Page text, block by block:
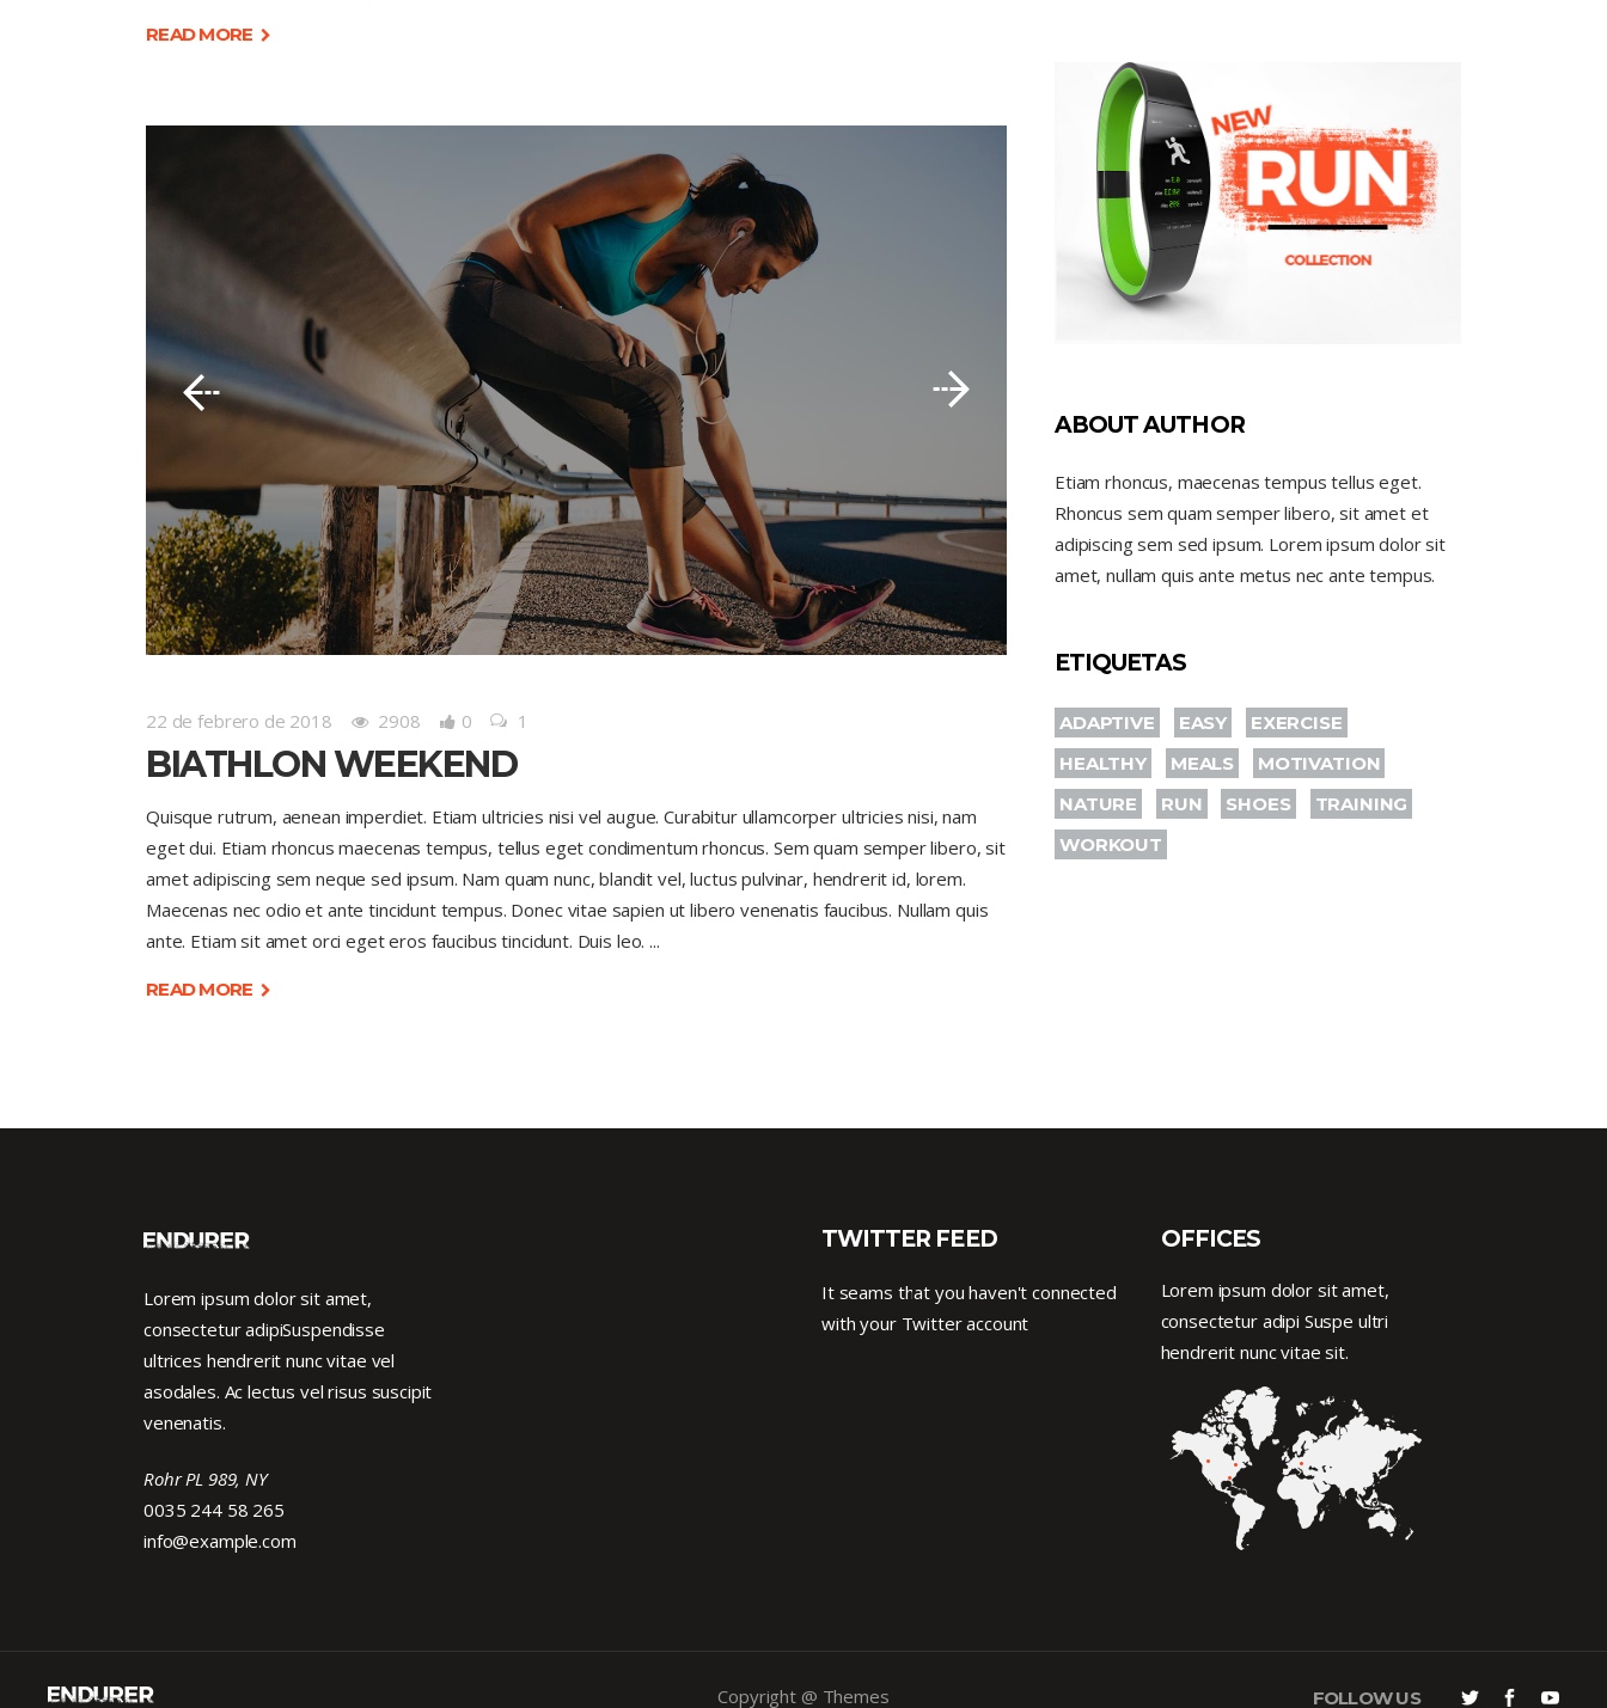
READ MORE
22 de febrero de 2018 2908 0 1
BIATHLON WEEKEND
Quisque rutrum, aenean imperdiet. Etiam ultricies nisi vel augue. Curabitur ullamcorper ultricies nisi, nam
eget dui. Etiam rhoncus maecenas tempus, tellus eget condimentum rhoncus. Sem quam semper libero, sit
amet adipiscing sem neque sed ipsum. Nam quam nunc, blandit vel, luctus pulvinar, hendrerit id, lorem.
Maecenas nec odio et ante tincidunt tempus. Donec vitae sapien ut libero venenatis faucibus. Nullam quis
ante. Etiam sit amet orci eget eros faucibus tincidunt. Duis leo.
READ MORE
ABOUT AUTHOR
Etiam rhoncus, maecenas tempus tellus eget.
Rhoncus sem quam semper libero, sit amet et
adipiscing sem sed ipsum. Lorem ipsum dolor sit
amet, nullam quis ante metus nec ante tempus.
ETIQUETAS
ADAPTIVE EASY
EXERCISE
HEALTHY
MEALS
MOTIVATION
NATURE
RUN SHOES
TRAINING
WORKOUT
Lorem ipsum dolor sit amet,
consectetur adipiSuspendisse
ultrices hendrerit nunc vitae vel
asodales. Ac lectus vel risus suscipit
venenatis.
Rohr PL 989, NY
0035 244 58 265
info@example.com
TWITTER FEED
It seams that you haven't connected
with your Twitter account
OFFICES
Lorem ipsum dolor sit amet,
consectetur adipi Suspe ultri
hendrerit nunc vitae sit.
Copyright @ Themes FOLLOW US